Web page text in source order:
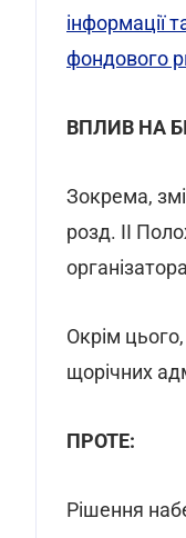
інформації
фондового
ВПЛИВ НА
Зокрема,
розд. II
Окрім
щорічних
ПРОТЕ:
Рішення